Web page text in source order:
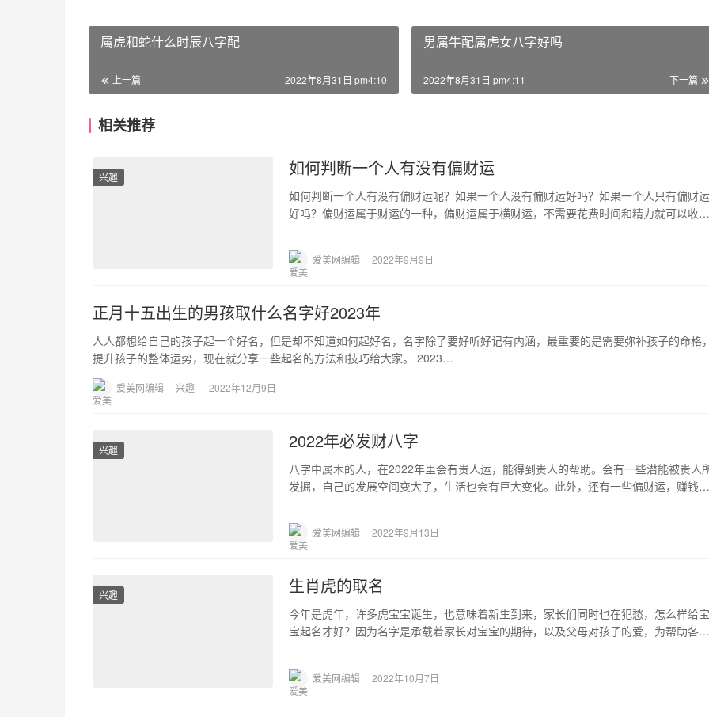
属虎和蛇什么时辰八字配
上一篇 2022年8月31日 pm4:10
男属牛配属虎女八字好吗
下一篇
2022年8月31日 pm4:11
相关推荐
兴趣 如何判断一个人有没有偏财运
如何判断一个人有没有偏财运呢？如果一个人没有偏财运好吗？如果一个人只有偏财运
好吗？偏财运属于财运的一种，偏财运属于横财运，不需要花费时间和精力就可以收获
爱美网编辑 2022年9月9日
正月十五出生的男孩取什么名字好2023年
人人都想给自己的孩子起一个好名，但是却不知道如何起好名，名字除了要好听好记有内涵，最重要的是需要弥补孩子的命格
提升孩子的整体运势，现在就分享一些起名的方法和技巧给大家。 2023…
爱美网编辑 兴趣 2022年12月9日
兴趣 2022年必发财八字
八字中属木的人，在2022年里会有贵人运，能得到贵人的帮助。会有一些潜能被贵人
发掘，自己的发展空间变大了，生活也会有巨大变化。此外，还有一些偏财运，赚钱上
爱美网编辑 2022年9月13日
兴趣 生肖虎的取名
今年是虎年，许多虎宝宝诞生，也意味着新生到来，家长们同时也在犯愁，怎么样给宝
宝起名才好？因为名字是承载着家长对宝宝的期待，以及父母对孩子的爱，为帮助各位
爱美网编辑 2022年10月7日